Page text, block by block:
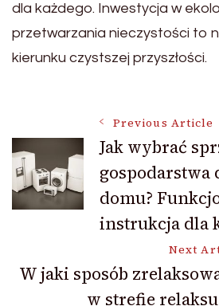
dla każdego. Inwestycja w
przetwarzania nieczystości to
kierunku czystszej przyszłości.
Post
Navigation
Previous Article
Jak wybrać
gospodarstwa
domu?
instrukcja dla
Next
W jaki sposób
w strefie